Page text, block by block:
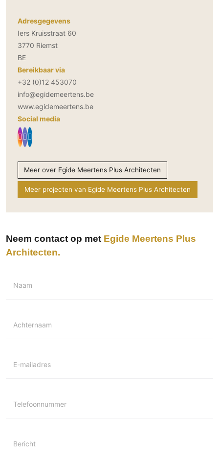
Adresgegevens
Iers Kruisstraat 60
3770 Riemst
BE
Bereikbaar via
+32 (0)12 453070
info@egidemeertens.be
www.egidemeertens.be
Social media
Meer over Egide Meertens Plus Architecten
Meer projecten van Egide Meertens Plus Architecten
Neem contact op met Egide Meertens Plus
Architecten
Naam
Achternaam
E-mailadres
Telefoonnummer
Bericht